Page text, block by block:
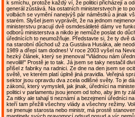
k smíchu, protože každý ví, že politici přicházejí a
generál zůstává. Na ostatních ministerstvech je to
volbách se vymění nanejvýš pár náměstků a jinak
starém. Slyšel jsem vyprávět, že na jednom
ministerstvu pracují dvě osmdesátileté dámy ve
odborů ministerstva a nikdo je nemůže poslat do
úřednících to neumožňuje. Představte si, že ty dvě
na starobní důchod už za Gustáva Husáka, ale
1989 a dřepí tam dodnes! V roce 2003 vyšel na
hezký článek, který se jmenoval "Vládnou nám
nevolili!" Prostě je to tak. Já jsem se taky nestačil
přišel z fabriky na radnici. Ze dne na den jsem se
světě, ve kterém platí úplně jiná pravidla. Veřejná
sektor jsou opravdu dva zcela odlišné světy. To je
zákonů, který vymysleli, jak jinak, úředníci na
politici v parlamentu jsou jenom od toho, aby jim ty
Za nitky ale tahají ti neznámí a bezejmení úředníci
kteří tam přežili všechny vlády a všechny režimy.
se jmenuje starosta nebo ministr, má prostě